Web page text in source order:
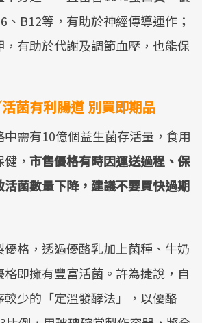
、B12等，有助於神經傳導運作；
有助於代謝及調節血壓，也能保
菌有利腸道 別買即期品
需有10億個益生菌存活量，食用
， 市售優格有時因運送過程、保
菌數量下降，建議不要買快過期
格，透過優酪乳加上菌種、牛奶
即擁有豐富活菌。許為捷說，自
少的「定溫發酵法」，以優酪